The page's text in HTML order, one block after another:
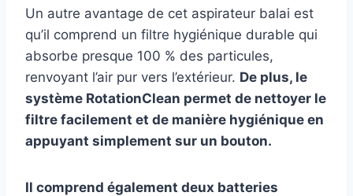
Un autre avantage de cet aspirateur balai est
qu’il comprend un filtre hygiénique durable qui
absorbe presque 100 % des particules,
renvoyant l’air pur vers l’extérieur. De plus, le
système RotationClean permet de nettoyer le
filtre facilement et de manière hygiénique en
appuyant simplement sur un bouton.
Il comprend également deux batteries